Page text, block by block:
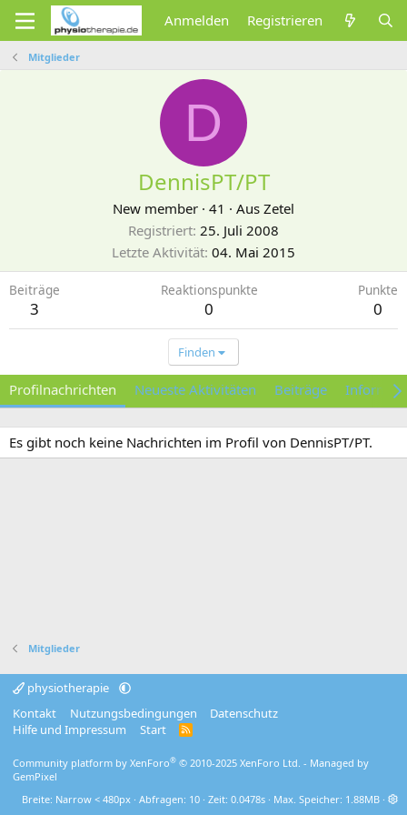
Anmelden Registrieren
Mitglieder
D
DennisPT/PT
New member · 41 · Aus Zetel
Registriert 25. Juli 2008
Letzte Aktivität 04. Mai 2015
Beiträge
3
Reaktionspunkte
0
Punkte
0
Finden
Profilnachrichten Neueste Aktivitäten Beiträge
Es gibt noch keine Nachrichten im Profil von DennisPT/PT.
Mitglieder
physiotherapie
Kontakt
Nutzungsbedingungen
Datenschutz
Hilfe und Impressum
Start
R
Community platform by XenForo® © 2010-2025 XenForo Ltd. - Managed by
GemPixel
Breite
Abfragen 10 Zeit 0.0478s Max. Speicher 1.88MB